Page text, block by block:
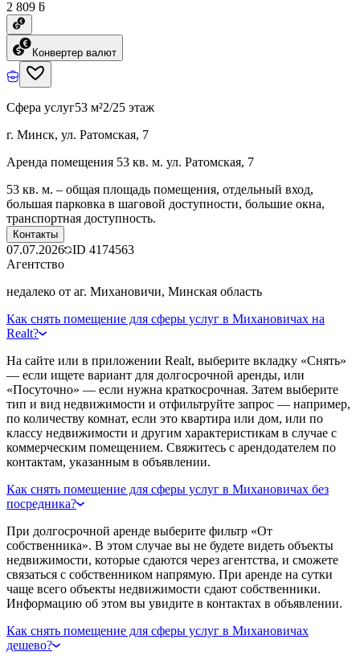
2 809 ƃ
Конвертер валют
Сфера услуг53 м²2/25 этаж
г. Минск, ул. Ратомская, 7
Аренда помещения 53 кв. м. ул. Ратомская, 7
53 кв. м. – общая площадь помещения, отдельный вход,
большая парковка в шаговой доступности, большие окна,
транспортная доступность.
Контакты
07.07.2026 ID 4174563
Агентство
недалеко от аг. Михановичи, Минская область
Как снять помещение для сферы услуг в Михановичах на
Realt?
На сайте или в приложении Realt, выберите вкладку «Снять»
— если ищете вариант для долгосрочной аренды, или
«Посуточно» — если нужна краткосрочная. Затем выберите
тип и вид недвижимости и отфильтруйте запрос — например,
по количеству комнат, если это квартира или дом, или по
классу недвижимости и другим характеристикам в случае с
коммерческим помещением. Свяжитесь с арендодателем по
контактам, указанным в объявлении.
Как снять помещение для сферы услуг в Михановичах без
посредника?
При долгосрочной аренде выберите фильтр «От
собственника». В этом случае вы не будете видеть объекты
недвижимости, которые сдаются через агентства, и сможете
связаться с собственником напрямую. При аренде на сутки
чаще всего объекты недвижимости сдают собственники.
Информацию об этом вы увидите в контактах в объявлении.
Как снять помещение для сферы услуг в Михановичах
дешево?